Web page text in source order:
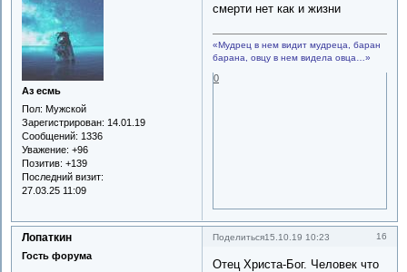
Аз есмь
Пол: Мужской
Зарегистрирован: 14.01.19
Сообщений: 1336
Уважение: +96
Позитив: +139
Последний визит:
27.03.25 11:09
смерти нет как и жизни
«Мудрец в нем видит мудреца, баран
барана, овцу в нем видела овца…»
0
Поделиться 16
15.10.19 10:23
Лопаткин
Гость форума
Отец Христа-Бог. Человек что